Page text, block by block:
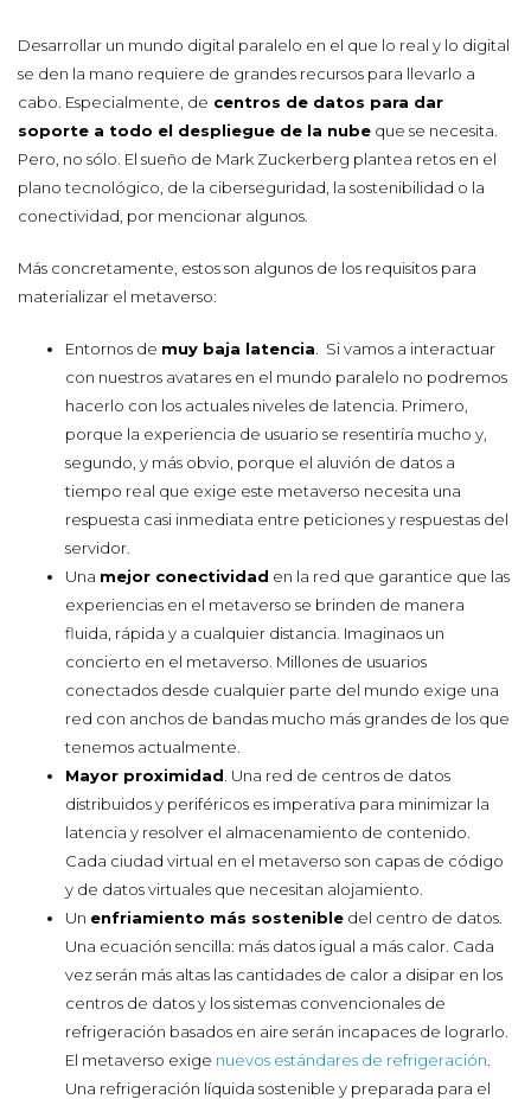
Desarrollar un mundo digital paralelo en el que lo real y lo digital
se den la mano requiere de grandes recursos para llevarlo a
cabo. Especialmente, de centros de datos para dar
soporte a todo el despliegue de la nube que se necesita.
Pero, no sólo. El sueño de Mark Zuckerberg plantea retos en el
plano tecnológico, de la ciberseguridad, la sostenibilidad o la
conectividad, por mencionar algunos.
Más concretamente, estos son algunos de los requisitos para
materializar el metaverso:
Entornos de muy baja latencia . Si vamos a interactuar
con nuestros avatares en el mundo paralelo no podremos
hacerlo con los actuales niveles de latencia. Primero,
porque la experiencia de usuario se resentiría mucho y,
segundo, y más obvio, porque el aluvión de datos a
tiempo real que exige este metaverso necesita una
respuesta casi inmediata entre peticiones y respuestas del
servidor.
Una mejor conectividad en la red que garantice que las
experiencias en el metaverso se brinden de manera
fluida, rápida y a cualquier distancia. Imaginaos un
concierto en el metaverso. Millones de usuarios
conectados desde cualquier parte del mundo exige una
red con anchos de bandas mucho más grandes de los que
tenemos actualmente.
Mayor proximidad . Una red de centros de datos
distribuidos y periféricos es imperativa para minimizar la
latencia y resolver el almacenamiento de contenido.
Cada ciudad virtual en el metaverso son capas de código
y de datos virtuales que necesitan alojamiento.
Un enfriamiento más sostenible del centro de datos.
Una ecuación sencilla: más datos igual a más calor. Cada
vez serán más altas las cantidades de calor a disipar en los
centros de datos y los sistemas convencionales de
refrigeración basados en aire serán incapaces de lograrlo.
El metaverso exige nuevos estándares de refrigeración
Una refrigeración líquida sostenible y preparada para el